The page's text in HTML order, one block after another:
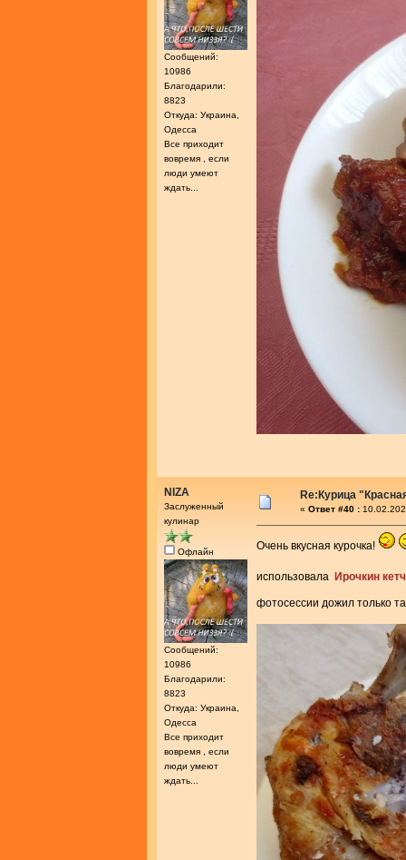
Сообщений:
10986
Благодарили:
8823
Откуда: Украина,
Одесса
Все приходит
вовремя , если
люди умеют
ждать...
NIZA
Заслуженный
кулинар
Офлайн
Сообщений:
10986
Благодарили:
8823
Откуда: Украина,
Одесса
Все приходит
вовремя , если
люди умеют
ждать...
Re:Курица
« Ответ #40 :
Очень вкусная курочка!
использовала Ирочкин
фотосессии дожил только